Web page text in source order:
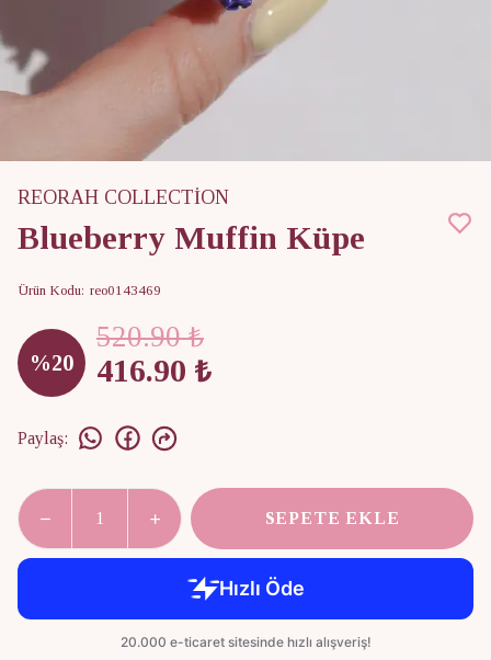
REORAH COLLECTİON
Blueberry Muffin Küpe
Ürün Kodu: reo0143469
%20
520.90 ₺
416.90 ₺
Paylaş:
SEPETE EKLE